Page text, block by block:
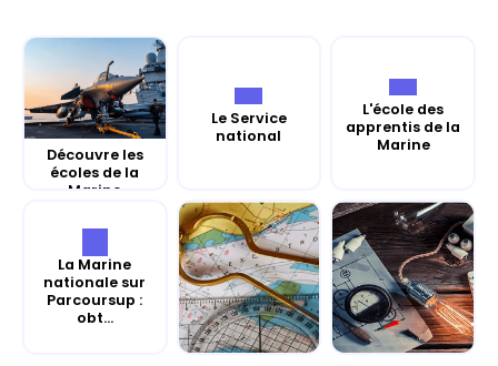
Découvre les
écoles de la
Marine
Le Service
national
L'école des
apprentis de la
Marine
La Marine
nationale sur
Parcoursup :
obt...